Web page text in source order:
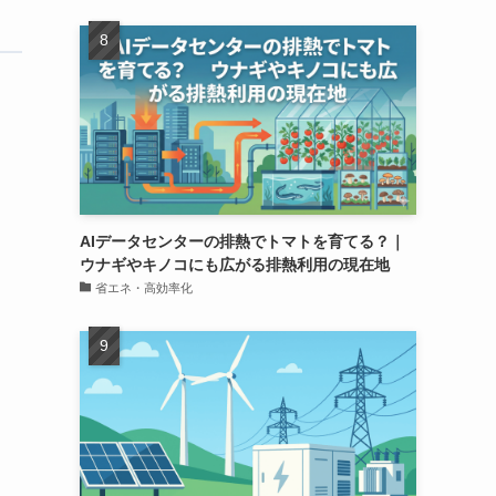
AIデータセンターの排熱でトマトを育てる？｜
ウナギやキノコにも広がる排熱利用の現在地
省エネ・高効率化